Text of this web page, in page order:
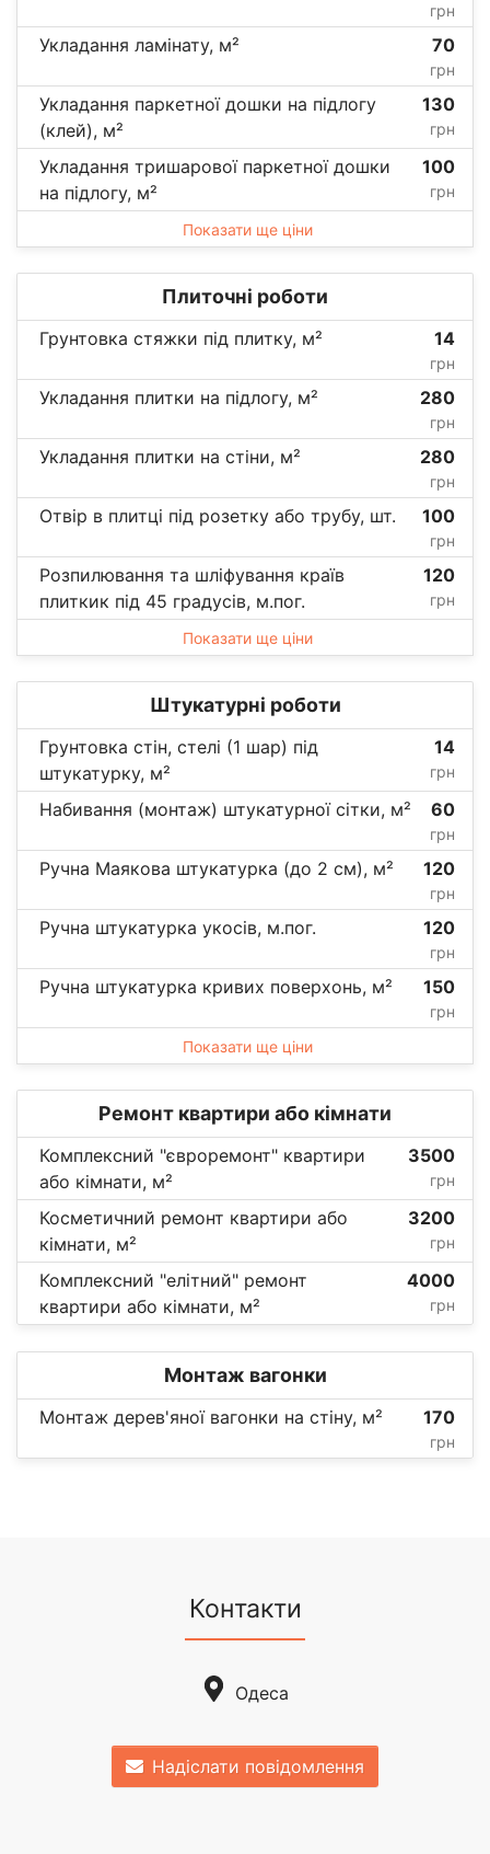
грн
Укладання ламінату, м² 70
грн
Укладання паркетної дошки на підлогу
(клей), м²
130
грн
Укладання тришарової паркетної дошки
на підлогу, м²
100
грн
Показати ще ціни
Плиточні роботи
Грунтовка стяжки під плитку, м² 14
грн
Укладання плитки на підлогу, м² 280
грн
Укладання плитки на стіни, м² 280
грн
Отвір в плитці під розетку або трубу, шт. 100
грн
Розпилювання та шліфування країв
плиткик під 45 градусів, м.пог.
120
грн
Показати ще ціни
Штукатурні роботи
Грунтовка стін, стелі (1 шар) під
штукатурку, м²
14
грн
Набивання (монтаж) штукатурної сітки, м² 60
грн
Ручна Маякова штукатурка (до 2 см), м² 120
грн
Ручна штукатурка укосів, м.пог. 120
грн
Ручна штукатурка кривих поверхонь, м² 150
грн
Показати ще ціни
Ремонт квартири або кімнати
Комплексний "євроремонт" квартири
або кімнати, м²
3500
грн
Косметичний ремонт квартири або
кімнати, м²
3200
грн
Комплексний "елітний" ремонт
квартири або кімнати, м²
4000
грн
Монтаж вагонки
Монтаж дерев'яної вагонки на стіну, м² 170
грн
Контакти
Одеса
Надіслати повідомлення